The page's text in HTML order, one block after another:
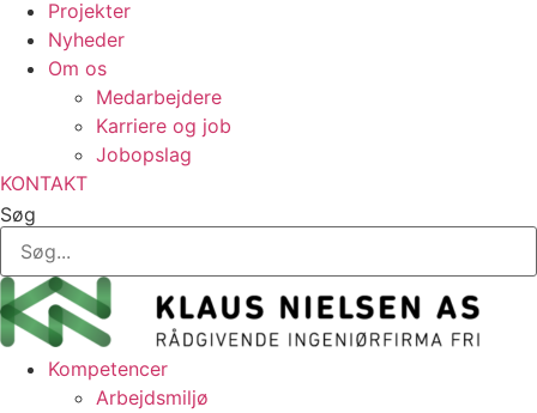
Projekter
Nyheder
Om os
Medarbejdere
Karriere og job
Jobopslag
KONTAKT
Søg
Kompetencer
Arbejdsmiljø